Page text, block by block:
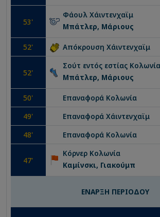
53'
Φάουλ Χάιντενχαϊμ
Μπάτλερ, Μάριους
52' Απόκρουση Χάιντενχαϊμ
52'
Σούτ εντός εστίας Κολωνία
Μπάτλερ, Μάριους
50' Επαναφορά Κολωνία
49' Επαναφορά Χάιντενχαϊμ
48' Επαναφορά Κολωνία
47'
Κόρνερ Κολωνία
Καμίνσκι, Γιακούμπ
ΕΝΑΡΞΗ ΠΕΡΙΟΔΟΥ